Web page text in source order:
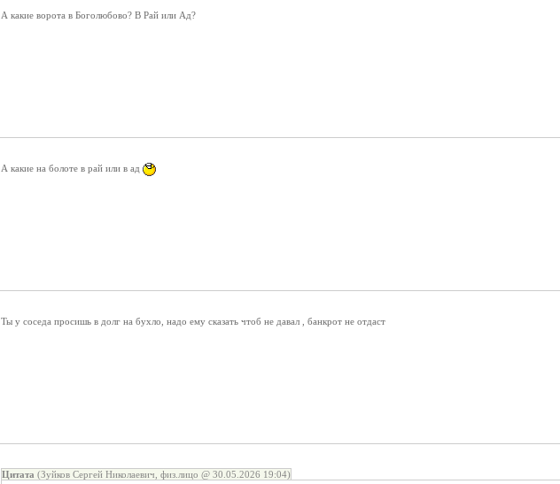
А какие ворота в Боголюбово? В Рай или Ад?
А какие на болоте в рай или в ад
Ты у соседа просишь в долг на бухло, надо ему сказать чтоб не давал , банкрот не отдаст
Цитата (Зуйков Сергей Николаевич, физ.лицо @ 30.05.2026 19:04)